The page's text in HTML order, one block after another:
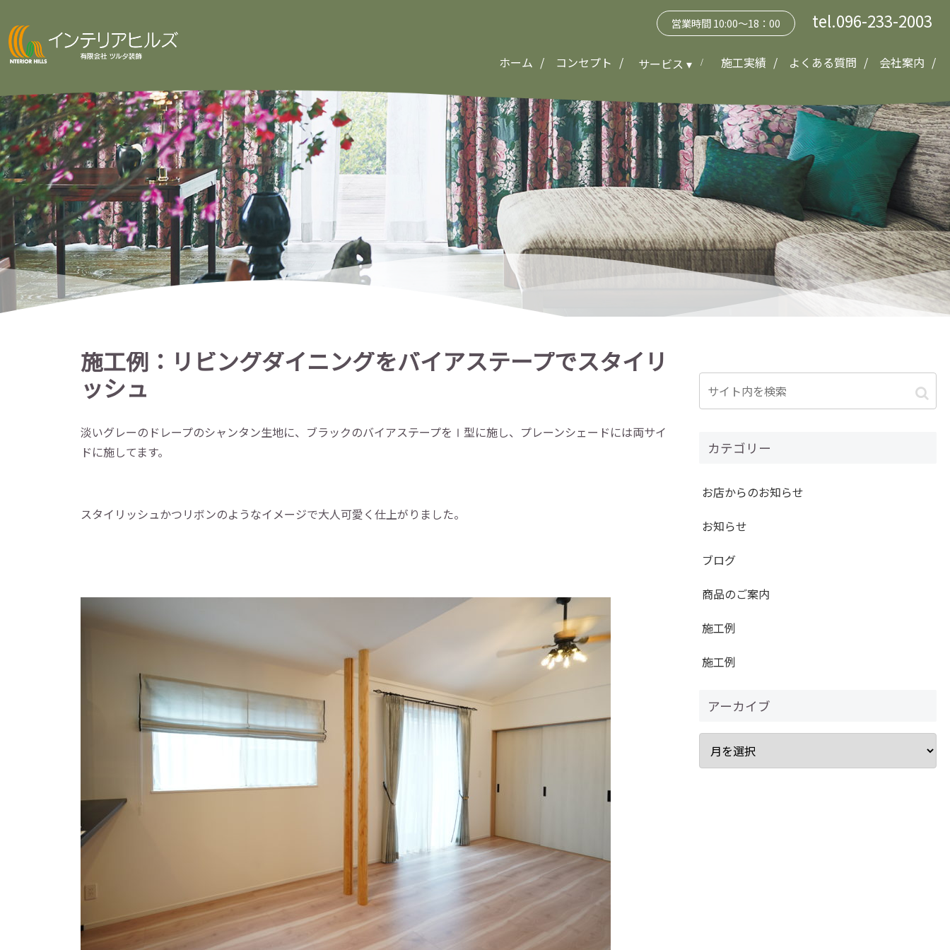
ホーム コンセプト サービス ▾ 施工実績 よくある質問 会社案内
営業時間 10:00～18：00 tel.096-233-2003
施工例：リビングダイニングをバイアステープでスタイリ
ッシュ
淡いグレーのドレープのシャンタン生地に、ブラックのバイアステープをⅠ型に施し、プレーンシェードには両サイ
ドに施してます。
スタイリッシュかつリボンのようなイメージで大人可愛く仕上がりました。
カテゴリー
お店からのお知らせ
お知らせ
ブログ
商品のご案内
施工例
施工例
アーカイブ